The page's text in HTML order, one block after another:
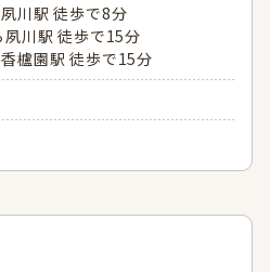
川駅 徒歩で8分
夙川駅 徒歩で15分
櫨園駅 徒歩で15分